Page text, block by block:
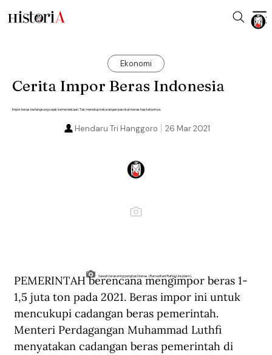
Ekonomi
Cerita Impor Beras Indonesia
Impor beras berlangsung sejak kemerdekaan. Tak menutup kekurangan pasokan beras tiap tahunnya.
26 Mar 2021
Hendaru Tri Hanggoro
Sawah terasering penghasil beras. (Ramadhani Rafid/Unsplash).
PEMERINTAH berencana mengimpor beras 1-
1,5 juta ton pada 2021. Beras impor ini untuk
mencukupi cadangan beras pemerintah.
Menteri Perdagangan Muhammad Luthfi
menyatakan cadangan beras pemerintah di